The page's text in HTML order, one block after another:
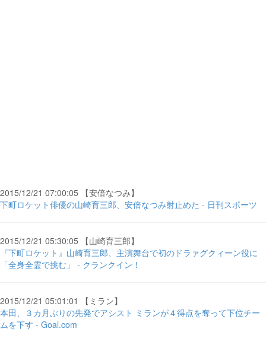
2015/12/21 07:00:05 【安倍なつみ】
下町ロケット俳優の山崎育三郎、安倍なつみ射止めた - 日刊スポーツ
2015/12/21 05:30:05 【山崎育三郎】
『下町ロケット』山崎育三郎、主演舞台で初のドラァグクィーン役に
「全身全霊で挑む」 - クランクイン！
2015/12/21 05:01:01 【ミラン】
本田、３カ月ぶりの先発でアシスト ミランが４得点を奪って下位チー
ムを下す - Goal.com